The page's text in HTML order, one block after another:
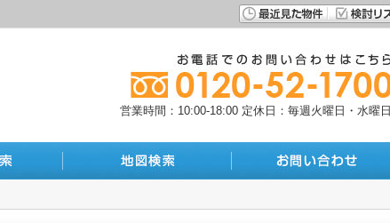
営業時間：10:00-18:00 定休日：毎週火曜日・水曜日